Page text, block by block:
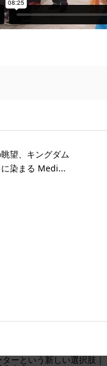
望、キングダム
染まる Medi...